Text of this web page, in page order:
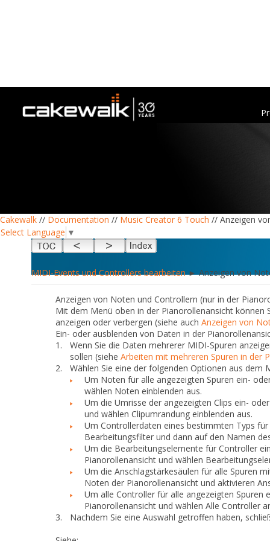
Cakewalk // Documentation // Music Creator 6 Touch // Anzeigen
Select Language ▼
MIDI-Events und Controllers bearbeiten► Anzeigen von
Anzeigen von Noten und Controllern (nur in der
Mit dem Menü oben in der Pianorollenansicht
anzeigen oder verbergen (siehe auch Anzeigen von
Ein- oder ausblenden von Daten in der
1.
Wenn Sie die Daten mehrerer MIDI-Spuren
sollen (siehe Arbeiten mit mehreren Spuren in der
2.
Wählen Sie eine der folgenden Optionen aus dem
Um Noten für alle angezeigten Spuren ein-
wählen Noten einblenden aus.
Um die Umrisse der angezeigten Clips ein-
und wählen Clipumrandung einblenden aus.
Um Controllerdaten eines bestimmten Typs
Bearbeitungsfilter und dann auf den Namen
Um die Bearbeitungselemente für Controller
Pianorollenansicht und wählen
Um die Anschlagstärkesäulen für alle Spuren
Noten der Pianorollenansicht und aktivieren
Um alle Controller für alle angezeigten
Pianorollenansicht und wählen Alle Controller
3.
Nachdem Sie eine Auswahl getroffen haben,